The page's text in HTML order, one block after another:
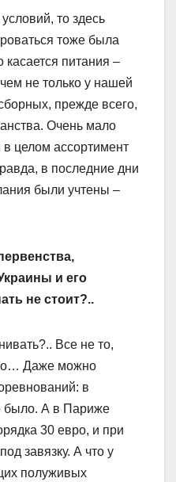
то здесь
тоже была
питания –
не только у нашей
прежде всего,
Очень мало
целом ассортимент
в последние дни
были учтены –
и его
не стоит?..
Все не то,
Даже можно
в
было. А в Париже
30 евро, и при
завязку. А что у
полуживых